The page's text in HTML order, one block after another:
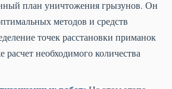
план уничтожения грызунов. Он
методов и средств
точек расстановки приманок
расчет необходимого количества